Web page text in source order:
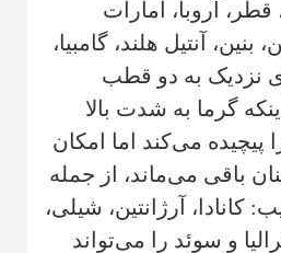
قطر، آروبا، امارات
آنتیل هلند، گامبیا،
نزدیک به دو قطب
گرما به شدت بالا
می‌کند اما امکان
باقی می‌ماند، از جمله
کانادا، آرژانتین، شیلی،
و سوئد را می‌تواند